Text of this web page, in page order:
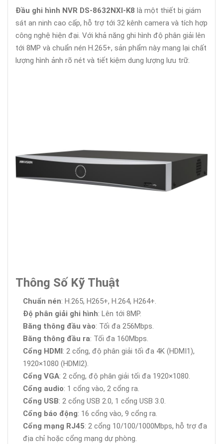
Đầu ghi hình NVR DS-8632NXI-K8 là một thiết bị giám
sát an ninh cao cấp, hỗ trợ tới 32 kênh camera và tích hợp
công nghệ hiện đại. Với khả năng ghi hình độ phân giải lên
tới 8MP và chuẩn nén H.265+, sản phẩm này mang lại chất
lượng hình ảnh rõ nét và tiết kiệm dung lượng lưu trữ.
Thông Số Kỹ Thuật
Chuẩn nén: H.265, H265+, H.264, H264+.
Độ phân giải ghi hình: Lên tới 8MP.
Băng thông đầu vào: Tối đa 256Mbps.
Băng thông đầu ra: Tối đa 160Mbps.
Cổng HDMI: 2 cổng, độ phân giải tối đa 4K (HDMI1),
1920×1080 (HDMI2).
Cổng VGA: 2 cổng, độ phân giải tối đa 1920×1080.
Cổng audio: 1 cổng vào, 2 cổng ra.
Cổng USB: 2 cổng USB 2.0, 1 cổng USB 3.0.
Cổng báo động: 16 cổng vào, 9 cổng ra.
Cổng mạng RJ45: 2 cổng 10/100/1000Mbps, hỗ trợ đa
địa chỉ hoặc cổng mạng dự phòng.